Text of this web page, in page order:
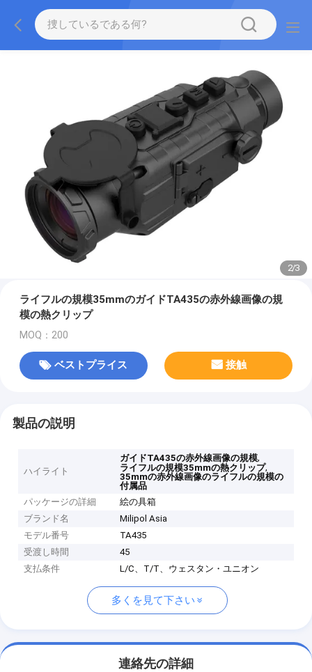
2/3
ライフルの規模35mmのガイドTA435の赤外線画像の規
模の熱クリップ
MOQ：200
ベストプライス 接触
製品の説明
ハイライト
ガイドTA435の赤外線画像の規模,
ライフルの規模35mmの熱クリップ,
35mmの赤外線画像のライフルの規模の
付属品
パッケージの詳細
絵の具箱
ブランド名
Milipol Asia
モデル番号
TA435
受渡し時間
45
支払条件
L/C、T/T、ウェスタン・ユニオン
多くを見て下さい
連絡先の詳細